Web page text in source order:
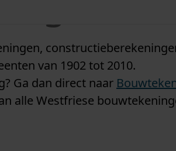
van 1902 tot 2010.
Ga dan direct naar
alle Westfriese